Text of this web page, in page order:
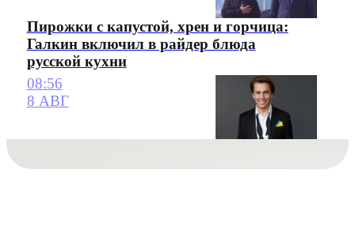
Пирожки с капустой, хрен и горчица:
Галкин включил в райдер блюда
русской кухни
08:56
8 АВГ